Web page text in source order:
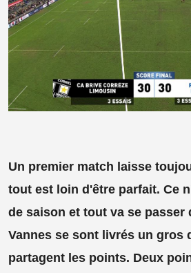
Un premier match laisse
tout est loin d'être parfait. Ce
de saison et tout va se passer
Vannes se sont livrés un gros
partagent les points. Deux